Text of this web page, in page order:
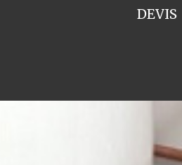
DEVIS